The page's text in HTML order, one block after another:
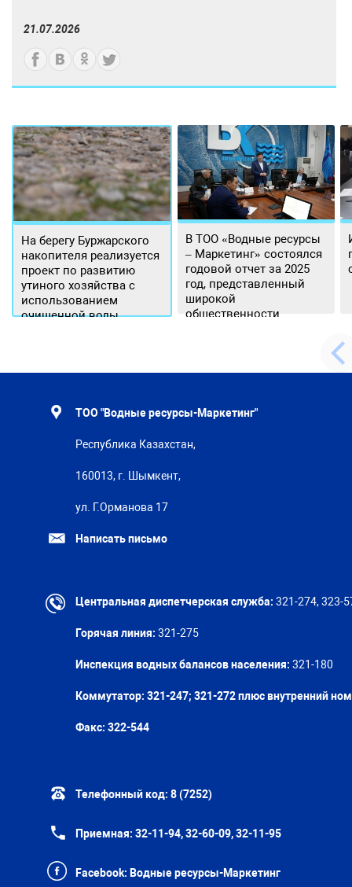
21.07.2026
На берегу Буржарского
накопителя реализуется
проект по развитию
утиного хозяйства с
использованием
очищенной воды
В ТОО «Водные ресурсы
– Маркетинг» состоялся
годовой отчет за 2025
год, представленный
широкой
общественности.
ТОО "Водные ресурсы-Маркетинг"
Республика Казахстан,
160013, г. Шымкент,
ул. Г.Орманова 17
Написать письмо
Центральная диспетчерская служба: 321-274, 323-
Горячая линия: 321-275
Инспекция водных балансов населения: 321-180
Коммутатор: 321-247; 321-272 плюс внутренний
Факс: 322-544
Телефонный код: 8 (7252)
Приемная: 32-11-94, 32-60-09, 32-11-95
Facebook: Водные ресурсы-Маркетинг